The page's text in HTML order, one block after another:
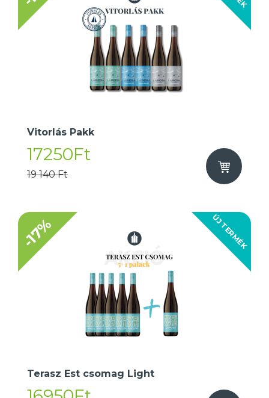
Vitorlás Pakk
17250Ft
19 140 Ft
ÚJ TERMÉK
-17%
Terasz Est csomag Light